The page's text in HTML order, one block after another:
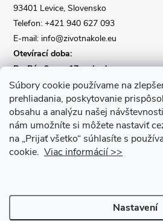
Súbory cookie používame na
prehliadania, poskytovanie
obsahu a analýzu našej
nám umožníte si môžete nastaviť
na „Prijať všetko“ súhlasíte s
cookie. Viac informácií >>
Nastavení
93401 Levice, Slovensko
Telefon: +421 940 627 093
E-mail: info@zivotnakole.eu
Otevírací doba:
Po-Pá : 9,oo - 17,oo hod
So : 9,oo - 12,oo | Ne : Zavřeno
Kontaktní formulář